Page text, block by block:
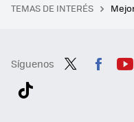
TEMAS DE INTERÉS
Síguenos